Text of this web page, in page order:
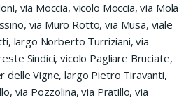
via Moccia, vicolo Moccia, via Mola
via Muro Rotto, via Musa, viale
largo Norberto Turriziani, via
Sindici, vicolo Pagliare Bruciate,
delle Vigne, largo Pietro Tiravanti,
via Pozzolina, via Pratillo, via